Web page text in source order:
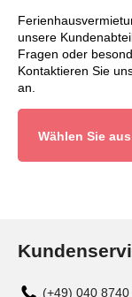
unsere
Fragen oder
Kontaktieren Sie
an.
Wählen Sie
(+49) 040 8740